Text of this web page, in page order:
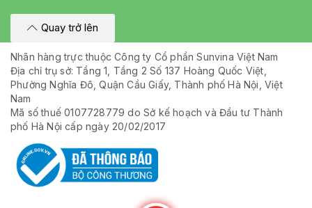
Quay trở lên
Nhãn hàng trực thuộc Công ty Cổ phần Sunvina Việt Nam
Địa chỉ trụ sở: Tầng 1, Tầng 2 Số 137 Hoàng Quốc Việt,
Phường Nghĩa Đô, Quận Cầu Giấy, Thành phố Hà Nội, Việt
Nam
Mã số thuế 0107728779 do Sở kế hoạch và Đầu tư Thành
phố Hà Nội cấp ngày 20/02/2017